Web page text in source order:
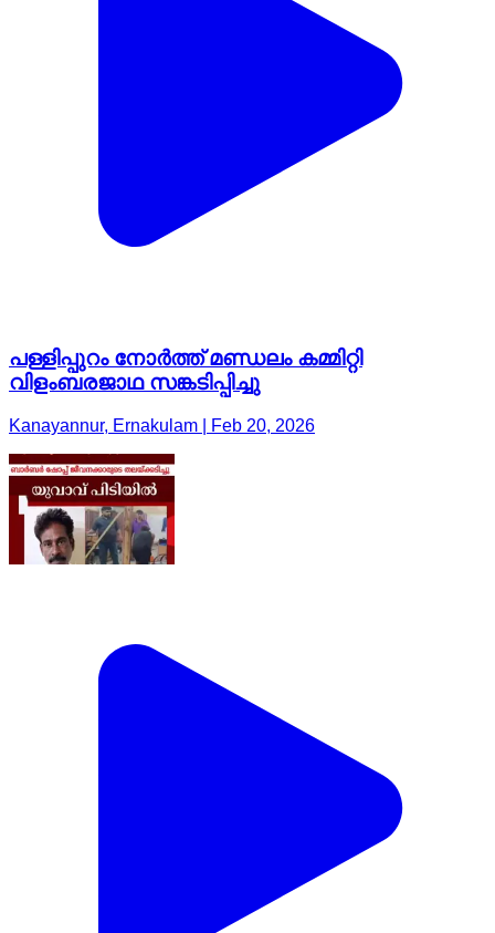
പള്ളിപ്പുറം നോർത്ത് മണ്ഡലം കമ്മിറ്റി
വിളംബരജാഥ സങ്കടിപ്പിച്ചു
Kanayannur, Ernakulam | Feb 20, 2026